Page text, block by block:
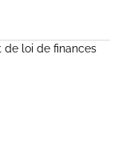
de loi de finances